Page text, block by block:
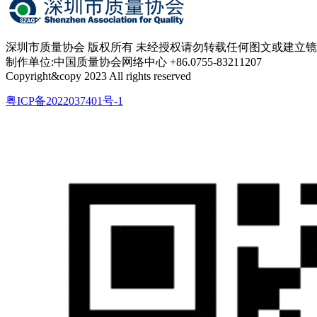
深圳市质量协会 版权所有 未经授权请勿转载任何图文或建立
制作单位:中国质量协会网络中心 +86.0755-83211207
Copyright&copy 2023 All rights reserved
粤ICP备2022037401号-1